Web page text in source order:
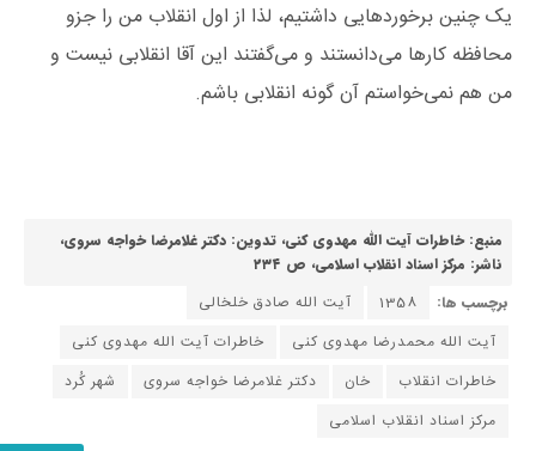
یک چنین برخوردهایی داشتیم، لذا از اول انقلاب من را جزو
محافظه کارها می‌دانستند و می‌گفتند این آقا انقلابی نیست و
من هم نمی‌خواستم آن گونه انقلابی باشم.
منبع: خاطرات آیت الله مهدوی کنی، تدوین: دکتر غلامرضا خواجه سروی،
ناشر: مرکز اسناد انقلاب اسلامی، ص ۲۳۴
برچسب ها:
1358
آیت الله صادق خلخالی
آیت الله محمدرضا مهدوی کنی
خاطرات آیت الله مهدوی کنی
خاطرات انقلاب
خان دکتر غلامرضا خواجه سروی
شهر کُرد
مرکز اسناد انقلاب اسلامی